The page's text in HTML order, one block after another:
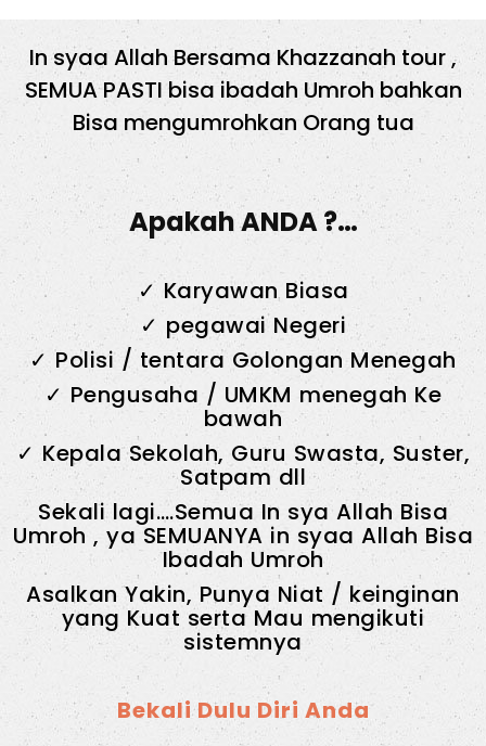
In syaa Allah Bersama Khazzanah tour ,
SEMUA PASTI bisa ibadah Umroh bahkan
Bisa mengumrohkan Orang tua
Apakah ANDA ?…
✓ Karyawan Biasa
✓ pegawai Negeri
✓ Polisi / tentara Golongan Menegah
✓ Pengusaha / UMKM menegah Ke
bawah
✓ Kepala Sekolah, Guru Swasta, Suster,
Satpam dll
Sekali lagi….Semua In sya Allah Bisa
Umroh , ya SEMUANYA in syaa Allah Bisa
Ibadah Umroh
Asalkan Yakin, Punya Niat / keinginan
yang Kuat serta Mau mengikuti
sistemnya
Bekali Dulu Diri Anda